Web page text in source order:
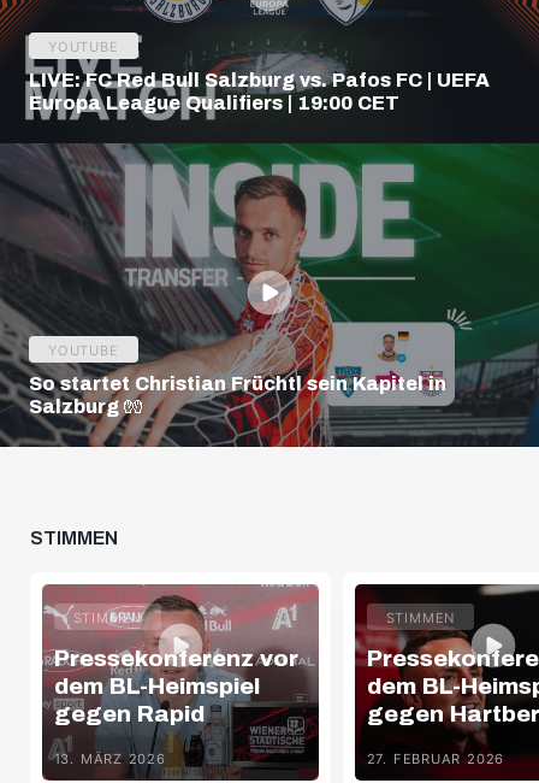
YOUTUBE
LIVE: FC Red Bull Salzburg vs. Pafos FC | UEFA
Europa League Qualifiers | 19:00 CET
YOUTUBE
So startet Christian Früchtl sein Kapitel in
Salzburg 🧤
STIMMEN
STIMMEN
Pressekonferenz vor
dem BL-Heimspiel
gegen Rapid
13. MÄRZ 2026
STIMMEN
dem BL-
gegen
27. FEBRUAR 2026